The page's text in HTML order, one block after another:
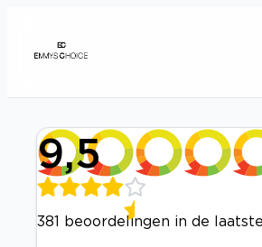
9,5
381 beoordelingen in de